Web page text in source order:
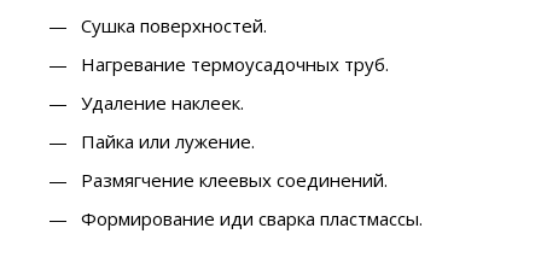
Сушка поверхностей.
Нагревание термоусадочных труб.
Удаление наклеек.
Пайка или лужение.
Размягчение клеевых соединений.
Формирование иди сварка пластмассы.